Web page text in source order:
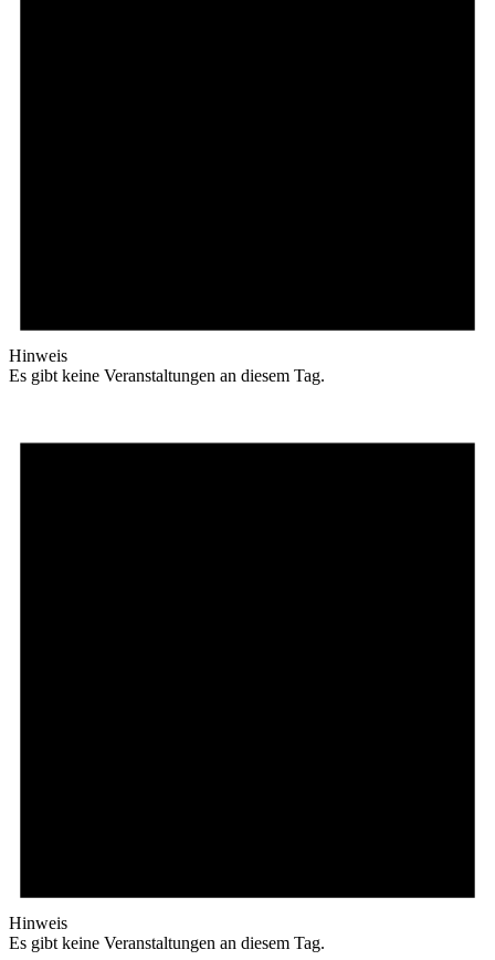
Hinweis
Es gibt keine Veranstaltungen an diesem Tag.
Hinweis
Es gibt keine Veranstaltungen an diesem Tag.